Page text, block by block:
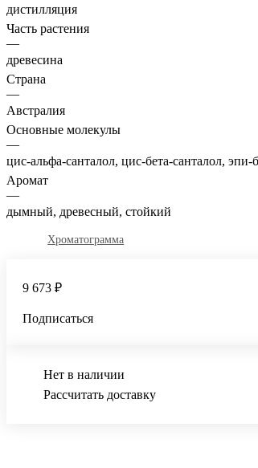
дистилляция
Часть растения
—
древесина
Страна
—
Австралия
Основные молекулы
—
цис-альфа-санталол, цис-бета-санталол,
Аромат
—
дымный, древесный, стойкий
Хроматограмма
9 673 ₽
Подписаться
Нет в наличии
Рассчитать доставку